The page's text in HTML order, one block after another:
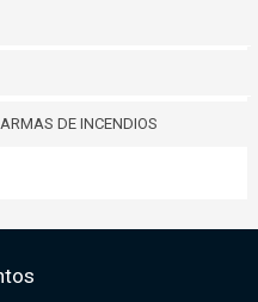
DE INCENDIOS